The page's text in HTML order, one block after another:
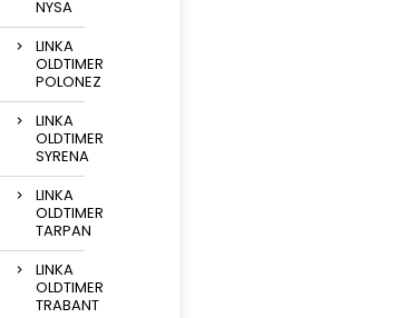
NYSA
LINKA
OLDTIMER
POLONEZ
LINKA
OLDTIMER
SYRENA
LINKA
OLDTIMER
TARPAN
LINKA
OLDTIMER
TRABANT